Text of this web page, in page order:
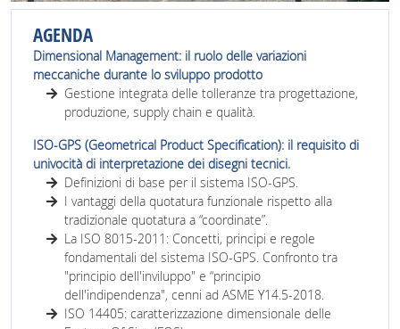
AGENDA
Dimensional Management: il ruolo delle variazioni
meccaniche durante lo sviluppo prodotto
Gestione integrata delle tolleranze tra progettazione,
produzione, supply chain e qualità.
ISO-GPS (Geometrical Product Specification): il requisito di
univocità di interpretazione dei disegni tecnici.
Definizioni di base per il sistema ISO-GPS.
I vantaggi della quotatura funzionale rispetto alla
tradizionale quotatura a “coordinate”.
La ISO 8015-2011: Concetti, principi e regole
fondamentali del sistema ISO-GPS. Confronto tra
"principio dell'inviluppo" e “principio
dell'indipendenza", cenni ad ASME Y14.5-2018.
ISO 14405: caratterizzazione dimensionale delle